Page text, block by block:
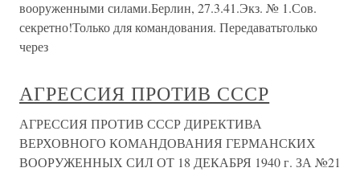
вооруженными силами.Берлин, 27.3.41.Экз. № 1.Сов.
секретно!Только для командования. Передаватьтолько
через
АГРЕССИЯ ПРОТИВ СССР
АГРЕССИЯ ПРОТИВ СССР ДИРЕКТИВА
ВЕРХОВНОГО КОМАНДОВАНИЯ ГЕРМАНСКИХ
ВООРУЖЕННЫХ СИЛ ОТ 18 ДЕКАБРЯ 1940 г. ЗА №21